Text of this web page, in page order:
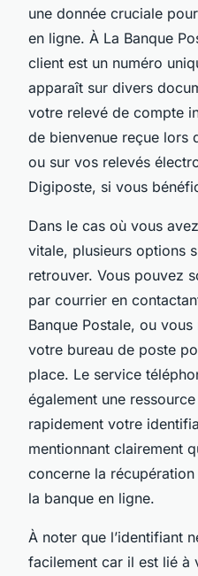
une donnée cruciale
en ligne. À La Banque
client est un numéro
apparaît sur divers
votre relevé de compte
de bienvenue reçue lors
ou sur vos relevés
Digiposte, si vous
Dans le cas où vous
vitale, plusieurs options
retrouver. Vous pouvez
par courrier en
Banque Postale, ou
votre bureau de poste
place. Le service
également une
rapidement votre
mentionnant clairement
concerne la
la banque en ligne.
À noter que l’identifiant
facilement car il est lié à